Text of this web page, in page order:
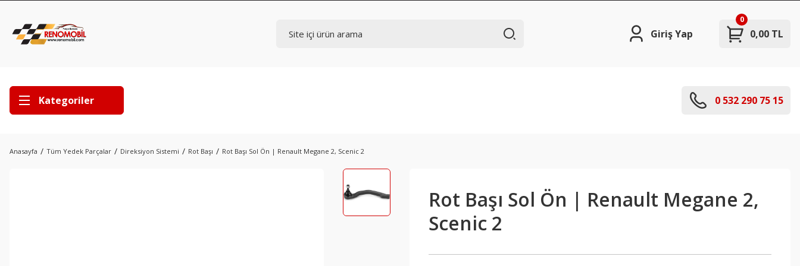
Giriş Yap 0,00 TL
0
Kategoriler 0 532 290 75 15
Anasayfa Tüm Yedek Parçalar Direksiyon Sistemi Rot Başı Rot Başı Sol Ön | Renault Megane 2, Scenic 2
Rot Başı Sol Ön | Renault Megane 2,
Scenic 2